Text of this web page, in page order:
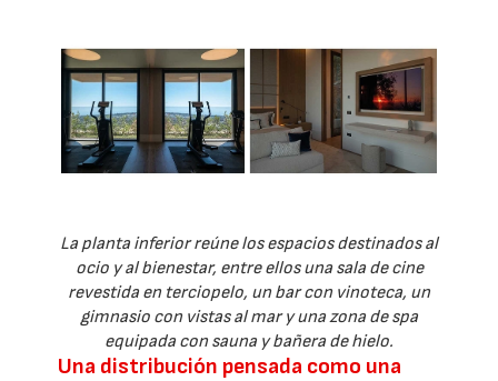
La planta inferior reúne los espacios destinados al
ocio y al bienestar, entre ellos una sala de cine
revestida en terciopelo, un bar con vinoteca, un
gimnasio con vistas al mar y una zona de spa
equipada con sauna y bañera de hielo.
Una distribución pensada como una